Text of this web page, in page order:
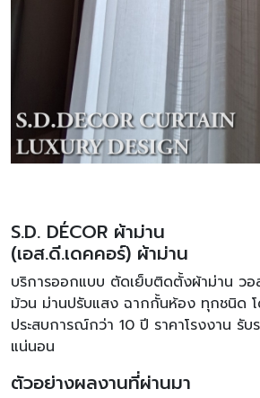
S.D. DÉCOR ผ้าม่าน
(เอส.ดี.เดคคอร์) ผ้าม่าน
บริการออกแบบ ตัดเย็บติดตั้งผ้าม่าน วอ
ม้วน ม่านปรับแสง ฉากกั้นห้อง ทุกชนิด
ประสบการณ์กว่า 10 ปี ราคาโรงงาน รับ
แน่นอน
ตัวอย่างผลงานที่ผ่านมา